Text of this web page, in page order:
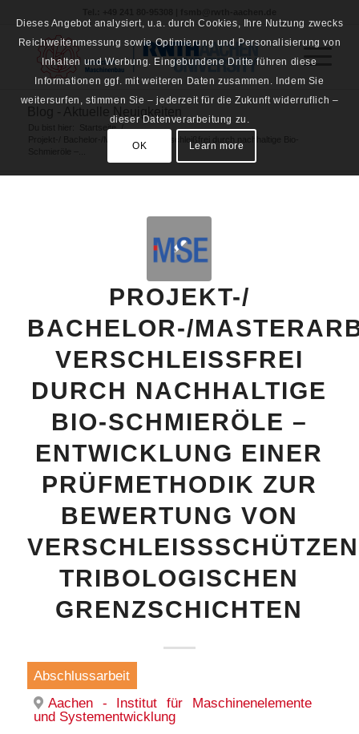
Startseite /
PROJEKT-/
BACHELOR-/
VERSCHLEISSFREI D
URCH NACHHALTIGE B
IO-SCHMIERÖLE – E
NTWICKLUNG EINER P
RÜFMETHODIK ZUR B
EWERTUNG VON V
IBOLOGISCHEN GR
ENZSCHICHTEN
Abschlussarbeit
Aachen - Institut für Maschinenelemente
und Systementwicklung
Dieses Angebot analysiert, u.a. durch Cookies, Ihre Nutzung zwecks
Reichweitenmessung sowie Optimierung und Personalisierung von
Inhalten und Werbung. Eingebundene Dritte führen diese
Informationen ggf. mit weiteren Daten zusammen. Indem Sie
weitersurfen, stimmen Sie – jederzeit für die Zukunft widerruflich –
dieser Datenverarbeitung zu.
OK Learn more